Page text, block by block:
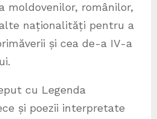
moldovenilor, românilor,
naționalități pentru a
și cea de-a IV-a
cu Legenda
și poezii interpretate